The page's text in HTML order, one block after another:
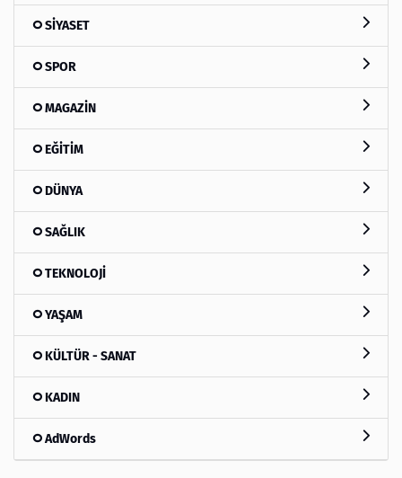
SİYASET
SPOR
MAGAZİN
EĞİTİM
DÜNYA
SAĞLIK
TEKNOLOJİ
YAŞAM
KÜLTÜR - SANAT
KADIN
AdWords